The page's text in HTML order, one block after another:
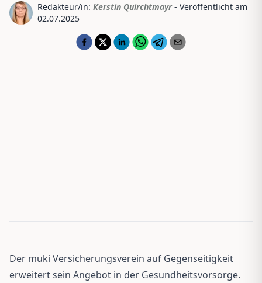
Redakteur/in: Kerstin Quirchtmayr - Veröffentlicht am
02.07.2025
Der muki Versicherungsverein auf Gegenseitigkeit
erweitert sein Angebot in der Gesundheitsvorsorge.